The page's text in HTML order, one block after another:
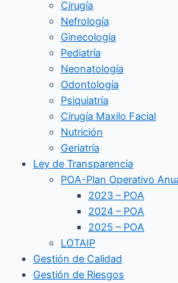
Cirugía
Nefrología
Ginecología
Pediatría
Neonatología
Odontología
Psiquiatría
Cirugía Maxilo Facial
Nutrición
Geriatría
Ley de Transparencia
POA-Plan Operativo
2023 – POA
2024 – POA
2025 – POA
LOTAIP
Gestión de Calidad
Gestión de Riesgos